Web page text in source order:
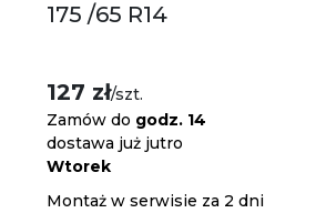
175 /65 R14
127 zł/szt.
Zamów do godz. 14
dostawa już jutro
Wtorek
Montaż w serwisie za 2 dni